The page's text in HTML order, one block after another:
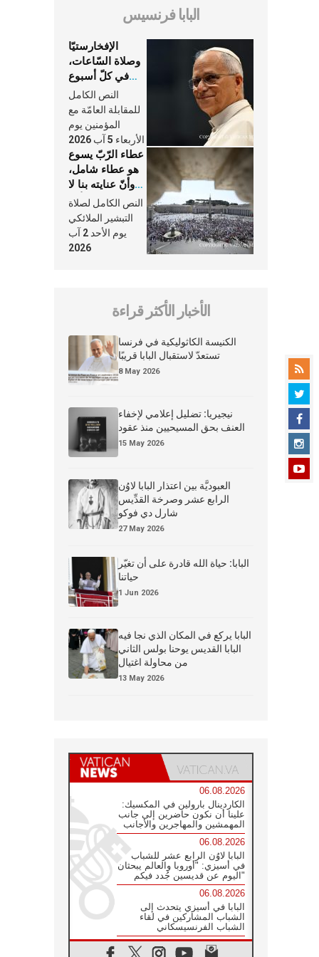
البابا فرنسيس
الإفخارستيّا
وصلاة السّاعات،
في كلّ أسبوع
وكلّ يوم، هما
النَّفَس في حياة
الكنيسة
النص الكامل
للمقابلة العامّة مع
المؤمنين يوم
الأربعاء 5 آب 2026
عطاء الرّبّ يسوع
هو عطاء شامل،
وأنّ عنايته بنا لا
تغيب عنّا أبدًا
النص الكامل لصلاة
التبشير الملائكي
يوم الأحد 2 آب
2026
الأخبار الأكثر قراءة
الكنيسة الكاثوليكية في فرنسا
تستعدّ لاستقبال البابا قريبًا
8 May 2026
نيجيريا: تضليل إعلامي لإخفاء
العنف بحق المسيحيين منذ عقود
15 May 2026
العبوديَّة بين اعتذار البابا لاوُن
الرابع عشر وصرخة القدِّيس
شارل دي فوكو
27 May 2026
البابا: حياة الله قادرة على أن تغيّر
حياتنا
1 Jun 2026
البابا يركع في المكان الذي نجا فيه
البابا القديس يوحنا بولس الثاني
من محاولة اغتيال
13 May 2026
06.08.2026
الكاردينال بارولين في المكسيك:
علينا أن نكون حاضرين إلى جانب
المهمشين والمهاجرين والأجانب
06.08.2026
البابا لاوُن الرابع عشر للشباب
في أسيزي: "أوروبا والعالم يبحثان
اليوم عن قديسين جُدد فيكم"
06.08.2026
البابا في أسيزي يتحدث إلى
الشباب المشاركين في لقاء
الشباب الفرنسيسكاني
05.08.2026